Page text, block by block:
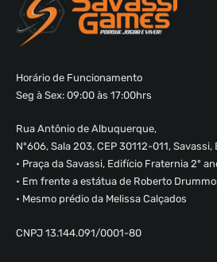
Horário de Funcionamento
Seg à Sex: 09:00 às 17:00hrs
Rua Antônio de Albuquerque,
Nº606, Sala 203, CEP 30112-011, Savassi,
• Praça da Savassi, Edifício Fraternia 2º
• Em frente a estátua de Roberto
• Mesmo prédio da Melissa Calçados
CNPJ 13.144.091/0001-80